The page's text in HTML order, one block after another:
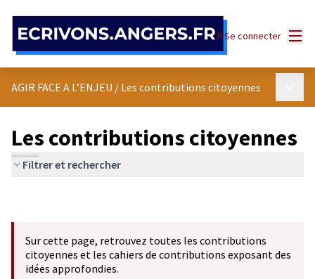
Se connecter
AGIR FACE A L’ENJEU / Les contributions citoyennes
Les contributions citoyennes
Filtrer et rechercher
Sur cette page, retrouvez toutes les contributions
citoyennes et les cahiers de contributions exposant des
idées approfondies.